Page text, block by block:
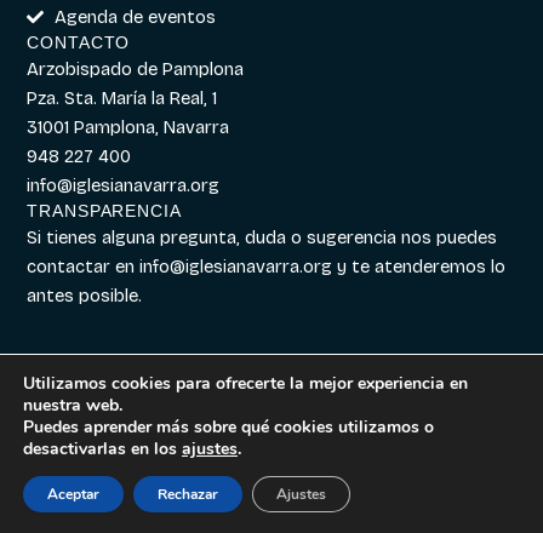
Agenda de eventos
CONTACTO
Arzobispado de Pamplona
Pza. Sta. María la Real, 1
31001 Pamplona, Navarra
948 227 400
info@iglesianavarra.org
TRANSPARENCIA
Si tienes alguna pregunta, duda o sugerencia nos puedes
contactar eninfo@iglesianavarra.org y te atenderemos lo
antes posible.
Aviso legal|
Cookies|Política de
Utilizamos cookies para ofrecerte la mejor experiencia en
nuestra web.
Puedes aprender más sobre qué cookies utilizamos o
desactivarlas en los ajustes.
Aceptar Rechazar Ajustes